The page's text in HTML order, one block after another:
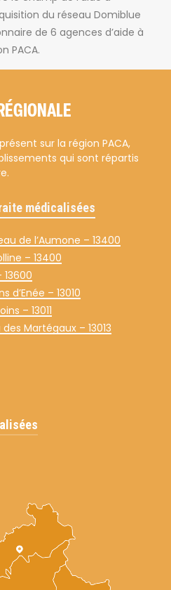
du réseau Domiblue
de 6 agences d’aide à
PACA.
sur la région PACA,
qui sont répartis
médicalisées
de l’Aumone – 13400
– 13400
d’Enée – 13010
– 13011
Martégaux– 13013
Martégaux – 13013
– 13400